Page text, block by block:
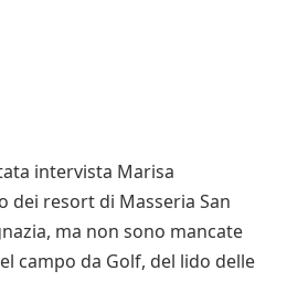
intervista Marisa
dei resort di Masseria San
ma non sono mancate
campo da Golf, del lido delle